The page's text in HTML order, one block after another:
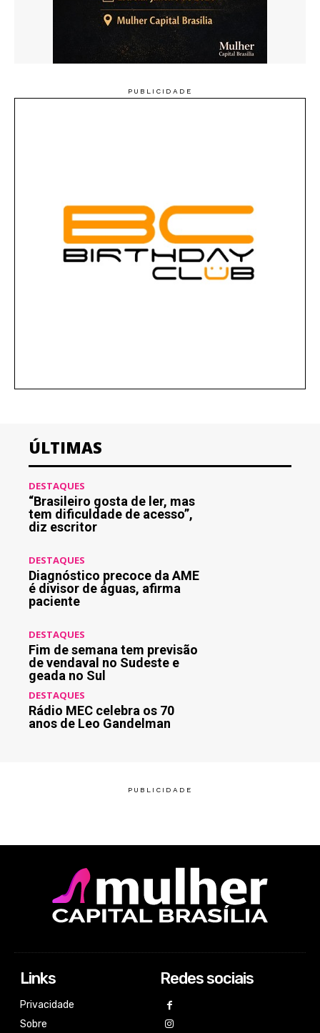
ÚLTIMAS
DESTAQUES
“Brasileiro gosta de ler, mas
tem dificuldade de acesso”,
diz escritor
DESTAQUES
Diagnóstico precoce da AME
é divisor de águas, afirma
paciente
DESTAQUES
Fim de semana tem previsão
de vendaval no Sudeste e
geada no Sul
DESTAQUES
Rádio MEC celebra os 70
anos de Leo Gandelman
Links
Privacidade
Sobre
Redes sociais